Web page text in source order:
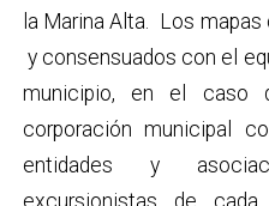
la Marina Alta. Los
y consensuados con el
municipio, en el caso
corporación municipal
entidades y